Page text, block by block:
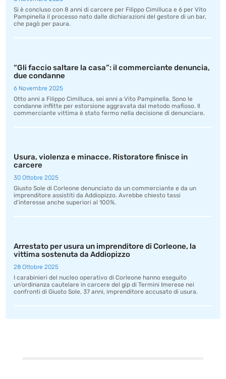
Si è concluso con 8 anni di carcere per Filippo Cimilluca e 6 per Vito
Pampinella il processo nato dalle dichiarazioni del gestore di un bar,
che pagò per paura.
“Gli faccio saltare la casa”: il commerciante denuncia,
due condanne
6 Novembre 2025
Otto anni a Filippo Cimilluca, sei anni a Vito Pampinella. Sono le
condanne inflitte per estorsione aggravata dal metodo mafioso. Il
commerciante vittima è stato fermo nella decisione di denunciare.
Usura, violenza e minacce. Ristoratore finisce in
carcere
30 Ottobre 2025
Giusto Sole di Corleone denunciato da un commerciante e da un
imprenditore assistiti da Addiopizzo. Avrebbe chiesto tassi
d’interesse anche superiori al 100%.
Arrestato per usura un imprenditore di Corleone, la
vittima sostenuta da Addiopizzo
28 Ottobre 2025
I carabinieri del nucleo operativo di Corleone hanno eseguito
un’ordinanza cautelare in carcere del gip di Termini Imerese nei
confronti di Giusto Sole, 37 anni, imprenditore accusato di usura.